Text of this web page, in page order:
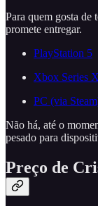
Para quem gosta de
promete entregar.
PlayStation 5
Xbox Series
PC (via
Não há, até o
pesado para
Preço de